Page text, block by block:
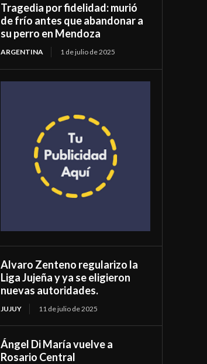
Tragedia por fidelidad: murió
de frío antes que abandonar a
su perro en Mendoza
ARGENTINA 1 de julio de 2025
Alvaro Zenteno regularizo la
Liga Jujeña y ya se eligieron
nuevas autoridades.
JUJUY 11 de julio de 2025
Ángel Di María vuelve a
Rosario Central